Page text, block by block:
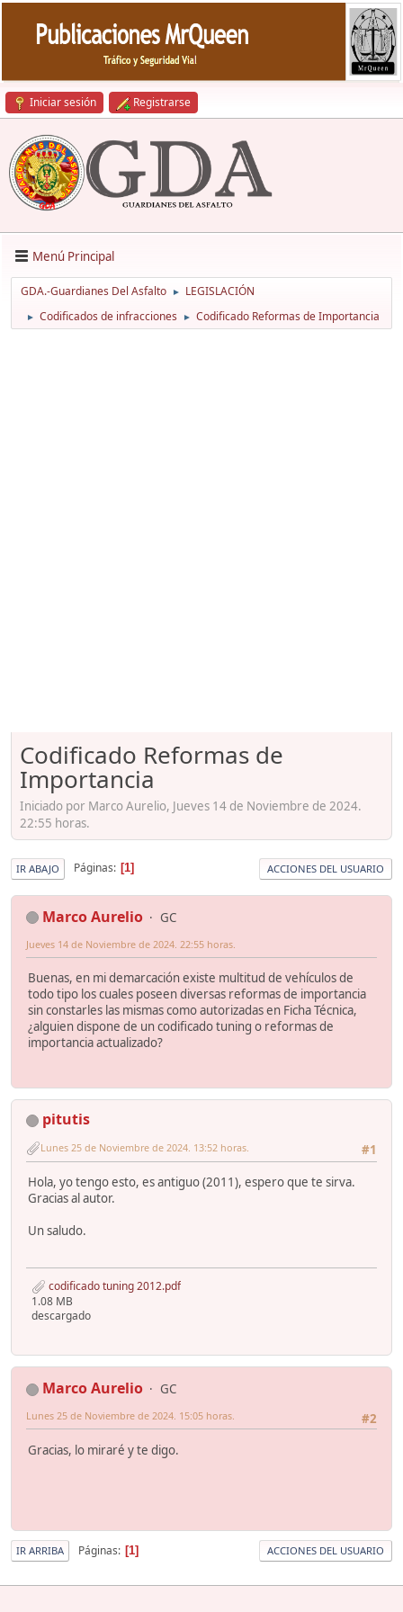
Iniciar sesión Registrarse
Menú Principal
GDA.-Guardianes Del Asfalto ► LEGISLACIÓN
► Codificados de infracciones ► Codificado Reformas de Importancia
Codificado Reformas de
Importancia
Iniciado por Marco Aurelio, Jueves 14 de Noviembre de 2024.
22:55 horas.
IR ABAJO Páginas 1 ACCIONES DEL USUARIO
Marco Aurelio GC
Jueves 14 de Noviembre de 2024. 22:55 horas.
Buenas, en mi demarcación existe multitud de vehículos de
todo tipo los cuales poseen diversas reformas de importancia
sin constarles las mismas como autorizadas en Ficha Técnica,
¿alguien dispone de un codificado tuning o reformas de
importancia actualizado?
pitutis
#1
Lunes 25 de Noviembre de 2024. 13:52 horas.
Hola, yo tengo esto, es antiguo (2011), espero que te sirva.
Gracias al autor.
Un saludo.
codificado tuning 2012.pdf
1.08 MB
descargado
Marco Aurelio
GC
#2
Lunes 25 de Noviembre de 2024. 15:05 horas.
Gracias, lo miraré y te digo.
IR ARRIBA Páginas 1 ACCIONES DEL USUARIO